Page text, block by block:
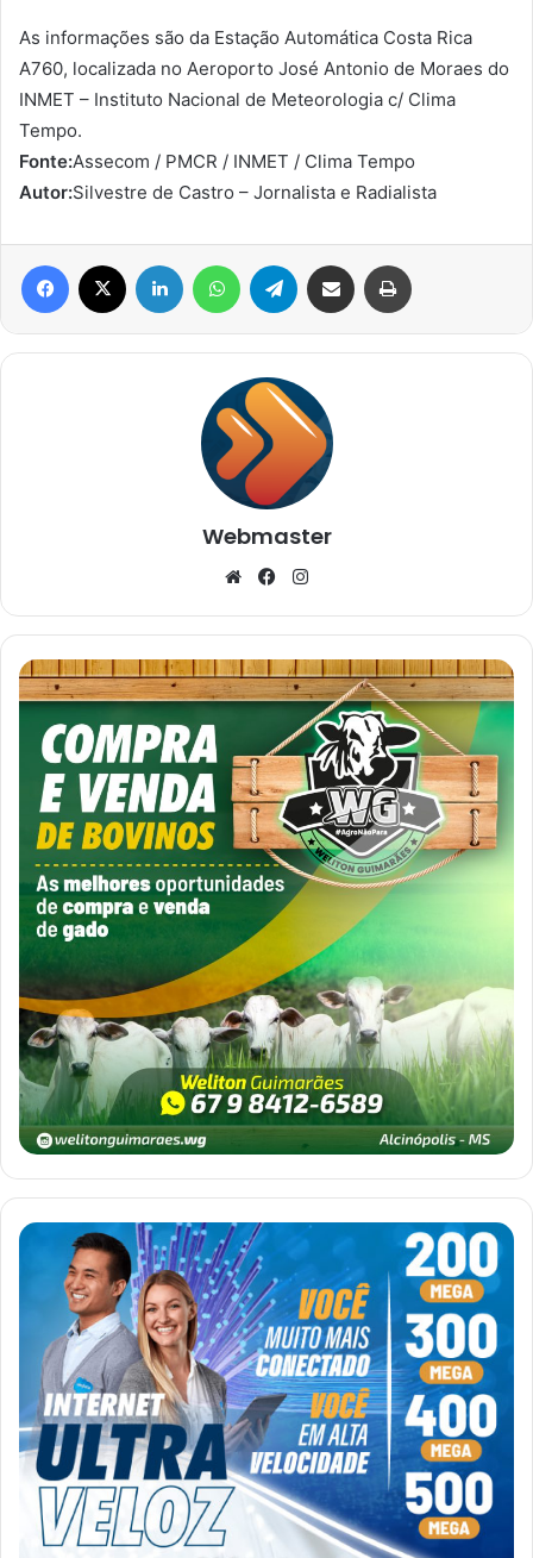
As informações são da Estação Automática Costa Rica
A760, localizada no Aeroporto José Antonio de Moraes do
INMET – Instituto Nacional de Meteorologia c/ Clima
Tempo.
Fonte:Assecom / PMCR / INMET / Clima Tempo
Autor:Silvestre de Castro – Jornalista e Radialista
Facebook Linkedin WhatsAppTelegram Compartilhar via e-mail
Webmaster
WebsiteFacebook